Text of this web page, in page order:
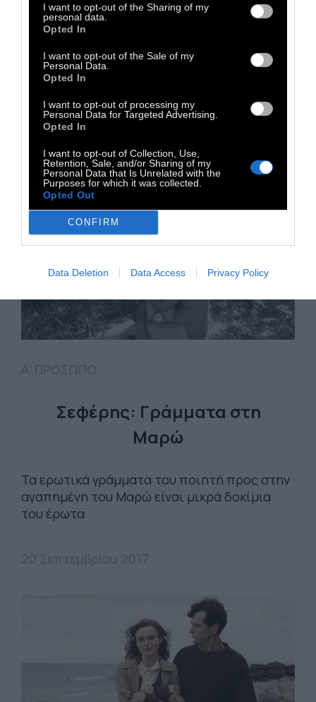
I want to opt-out of the Sharing of my
personal data.
Opted In
I want to opt-out of the Sale of my
Personal Data.
Opted In
I want to opt-out of processing my
Personal Data for Targeted Advertising.
Opted In
I want to opt-out of Collection, Use,
Retention, Sale, and/or Sharing of my
Personal Data that Is Unrelated with the
Purposes for which it was collected.
Opted Out
CONFIRM
Data Deletion Data Access Privacy Policy
«Δεν ξέρω τώρα πως μπορώ να συνεχίσω να
ζω μακριά από σένα –αυτό το μεσοδιαστήμα
είναι θάνατος». Η ερωτική επιστολή του
Χένρυ Μίλλερ στην Αναίς Νιν
17 Οκτωβρίου 2017
Σεφέρης: Γράμματα στη
Μαρώ
Τα ερωτικά γράμματα του ποιητή προς στην
αγαπημένη του Μαρώ είναι μικρά δοκίμια
του έρωτα